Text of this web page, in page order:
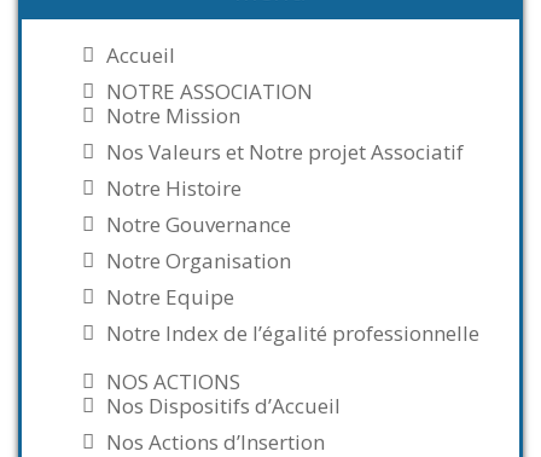
Accueil
NOTRE ASSOCIATION
Notre Mission
Nos Valeurs et Notre projet Associatif
Notre Histoire
Notre Gouvernance
Notre Organisation
Notre Equipe
Notre Index de l’égalité professionnelle
NOS ACTIONS
Nos Dispositifs d’Accueil
Nos Actions d’Insertion